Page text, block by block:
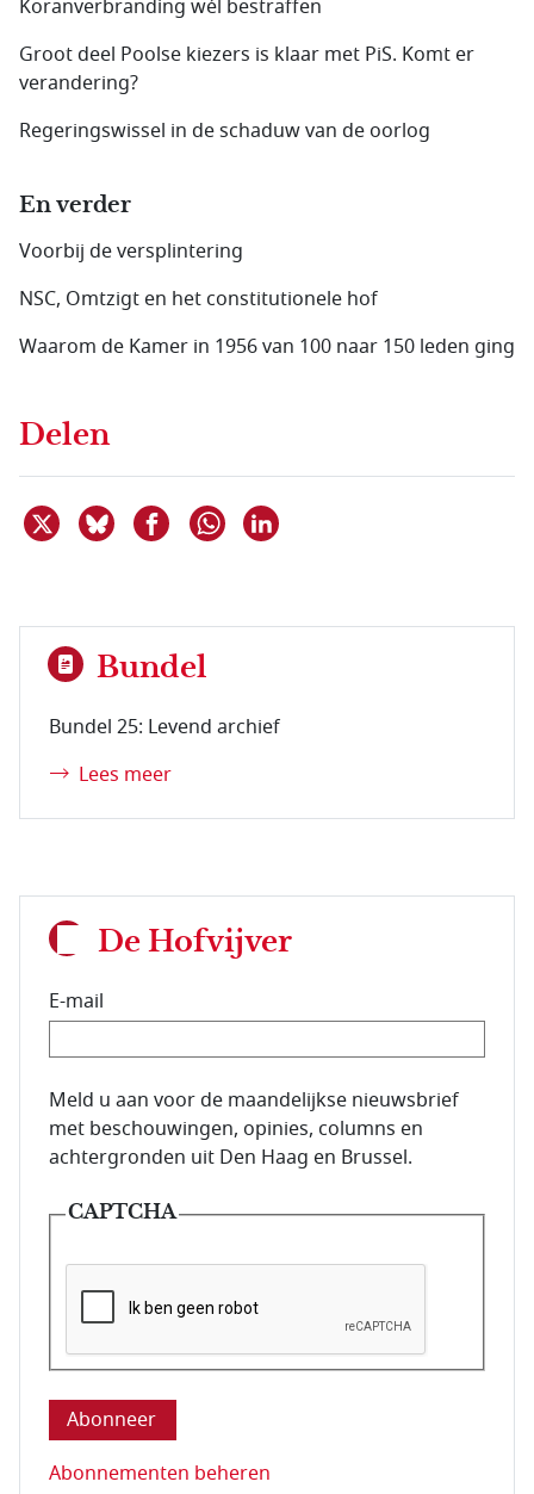
Koranverbranding wél bestraffen
Groot deel Poolse kiezers is klaar met PiS. Komt er
verandering?
Regeringswissel in de schaduw van de oorlog
En verder
Voorbij de versplintering
NSC, Omtzigt en het constitutionele hof
Waarom de Kamer in 1956 van 100 naar 150 leden ging
Delen
Deel dit item op X
Deel dit item op Bluesky
Deel dit item op Facebook
Delen via WhatsApp
Bundel
Bundel 25: Levend archief
Lees meer
De Hofvijver
E-mail
E-mailadres van de abonnee.
Meld u aan voor de maandelijkse nieuwsbrief
met beschouwingen, opinies, columns en
achtergronden uit Den Haag en Brussel.
CAPTCHA
Deze vraag is om te controleren dat u een mens
Abonnementen beheren